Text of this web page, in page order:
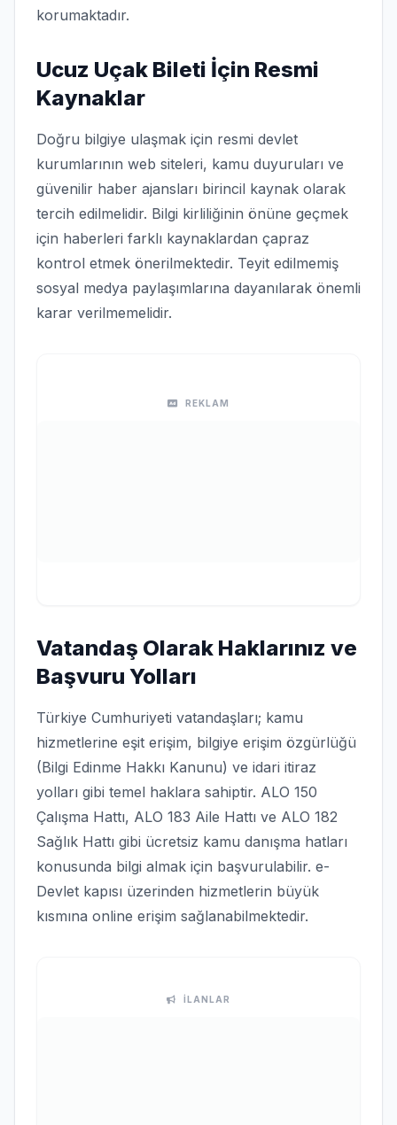
korumaktadır.
Ucuz Uçak Bileti İçin Resmi
Kaynaklar
Doğru bilgiye ulaşmak için resmi devlet
kurumlarının web siteleri, kamu duyuruları ve
güvenilir haber ajansları birincil kaynak olarak
tercih edilmelidir. Bilgi kirliliğinin önüne geçmek
için haberleri farklı kaynaklardan çapraz
kontrol etmek önerilmektedir. Teyit edilmemiş
sosyal medya paylaşımlarına dayanılarak önemli
karar verilmemelidir.
REKLAM
Vatandaş Olarak Haklarınız ve
Başvuru Yolları
Türkiye Cumhuriyeti vatandaşları; kamu
hizmetlerine eşit erişim, bilgiye erişim özgürlüğü
(Bilgi Edinme Hakkı Kanunu) ve idari itiraz
yolları gibi temel haklara sahiptir. ALO 150
Çalışma Hattı, ALO 183 Aile Hattı ve ALO 182
Sağlık Hattı gibi ücretsiz kamu danışma hatları
konusunda bilgi almak için başvurulabilir. e-
Devlet kapısı üzerinden hizmetlerin büyük
kısmına online erişim sağlanabilmektedir.
İLANLAR